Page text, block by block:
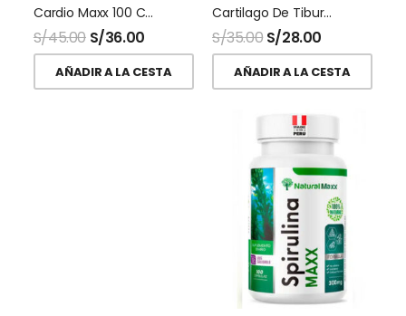
Cardio Maxx 100 Capsulas Naturalmaxx
S/45.00 S/36.00
AÑADIR A LA CESTA
Cartilago De Tiburon 500 Mg 100 Capsulas Naturalmaxx
S/35.00 S/28.00
AÑADIR A LA CESTA